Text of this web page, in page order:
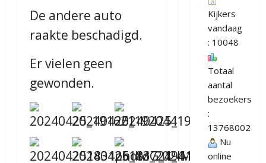
De andere auto
raakte beschadigd.
Er vielen geen
gewonden.
Kijkers
vandaag
: 10048
Totaal
aantal
bezoekers
:
13768002
Nu
online